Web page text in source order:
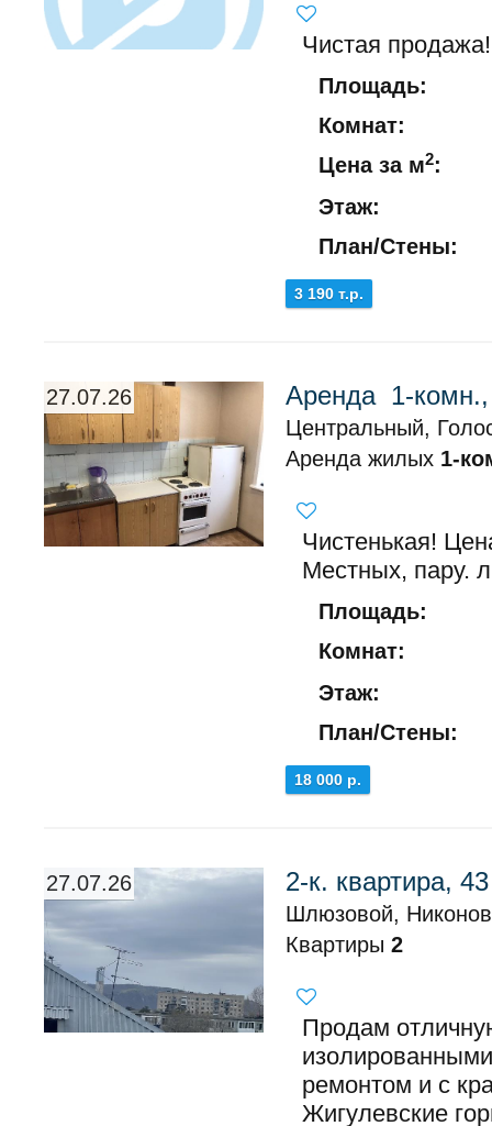
Чистая
Площадь:
Комнат:
Цена за м2:
Этаж:
План/Стены:
3 190 т.р.
27.07.26 Аренда 1-
Центральный,
Аренда жилых 1-
Чистенькая!
Местных, пару.
Площадь:
Комнат:
Этаж:
План/Стены:
18 000 р.
27.07.26 2-к. квартира,
Шлюзовой,
Квартиры 2
Продам
ремонтом и с
Жигулевские